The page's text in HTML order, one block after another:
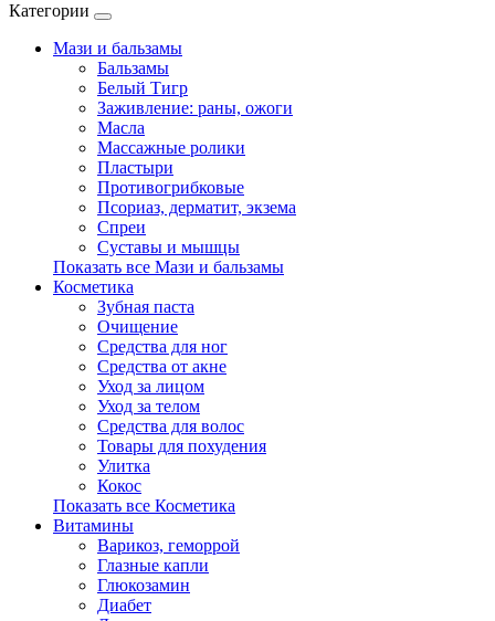
Категории
Мази и бальзамы
Бальзамы
Белый Тигр
Заживление: раны, ожоги
Масла
Массажные ролики
Пластыри
Противогрибковые
Псориаз, дерматит, экзема
Спреи
Суставы и мышцы
Показать все Мази и бальзамы
Косметика
Зубная паста
Очищение
Средства для ног
Средства от акне
Уход за лицом
Уход за телом
Средства для волос
Товары для похудения
Улитка
Кокос
Показать все Косметика
Витамины
Варикоз, геморрой
Глазные капли
Глюкозамин
Диабет